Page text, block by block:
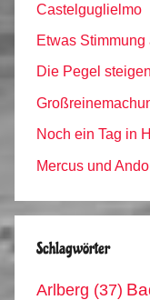
Castelguglielmo
Etwas Stimmung
Die Pegel steigen
Noch ein Tag in
Mercus und
Schlagwörter
Arlberg (37)